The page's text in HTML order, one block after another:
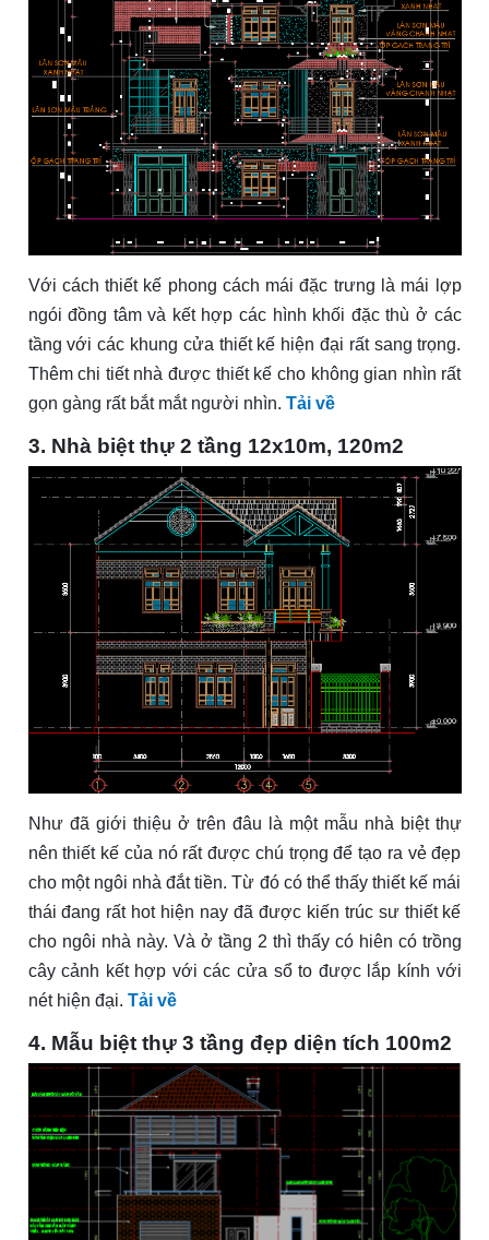
Với cách thiết kế phong cách mái đặc trưng là mái lợp
ngói đồng tâm và kết hợp các hình khối đặc thù ở các
tầng với các khung cửa thiết kế hiện đại rất sang trọng.
Thêm chi tiết nhà được thiết kế cho không gian nhìn rất
gọn gàng rất bắt mắt người nhìn. Tải về
3. Nhà biệt thự 2 tầng 12x10m, 120m2
Như đã giới thiệu ở trên đâu là một mẫu nhà biệt thự
nên thiết kế của nó rất được chú trọng để tạo ra vẻ đẹp
cho một ngôi nhà đắt tiền. Từ đó có thể thấy thiết kế mái
thái đang rất hot hiện nay đã được kiến trúc sư thiết kế
cho ngôi nhà này. Và ở tầng 2 thì thấy có hiên có trồng
cây cảnh kết hợp với các cửa sổ to được lắp kính với
nét hiện đại. Tải về
4. Mẫu biệt thự 3 tầng đẹp diện tích 100m2